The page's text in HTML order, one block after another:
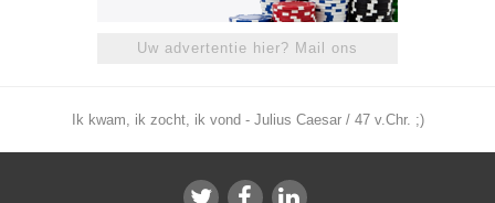
Uw advertentie hier? Mail ons
Ik kwam, ik zocht, ik vond - Julius Caesar / 47 v.Chr. ;)